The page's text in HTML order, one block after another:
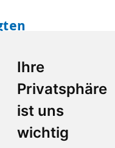
Ihre
Privatsphäre
ist uns
wichtig
schreiben Sie uns bitte
an die für den
Organisation:
Datenschutzerklärungs-